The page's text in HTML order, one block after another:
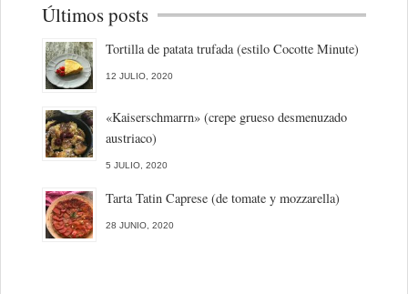
Últimos posts
Tortilla de patata trufada (estilo Cocotte Minute)
12 JULIO, 2020
«Kaiserschmarrn» (crepe grueso desmenuzado
austriaco)
5 JULIO, 2020
Tarta Tatin Caprese (de tomate y mozzarella)
28 JUNIO, 2020